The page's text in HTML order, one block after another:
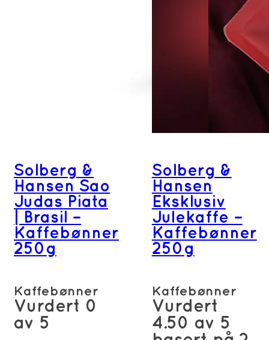
Solberg &
Hansen Sao
Judas Piata
| Brasil –
Kaffebønner
250g
Kaffebønner
Vurdert 0
av 5
Solberg &
Hansen
Eksklusiv
Julekaffe –
Kaffebønner
250g
Kaffebønner
Vurdert
4.50 av 5